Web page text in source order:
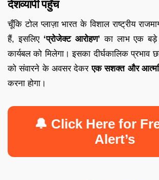
देशव्यापी पहुँच
चूँकि टोल प्लाज़ा भारत के विशाल राष्ट्रीय
हैं, इसलिए ‘प्रोजेक्ट आरोहण’ का लाभ एक बड़े
कार्यबल को मिलेगा। इसका दीर्घकालिक प्रभाव
को संवारने के अवसर देकरएक सशक्त और
करना होगा।
🔔 Click Here for
Alert’s